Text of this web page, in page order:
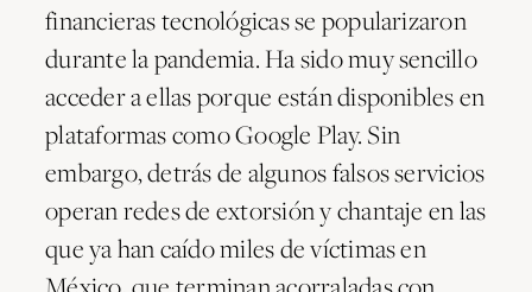
financieras tecnológicas se popularizaron
durante la pandemia. Ha sido muy sencillo
acceder a ellas porque están disponibles en
plataformas como Google Play. Sin
embargo, detrás de algunos falsos servicios
operan redes de extorsión y chantaje en las
que ya han caído miles de víctimas en